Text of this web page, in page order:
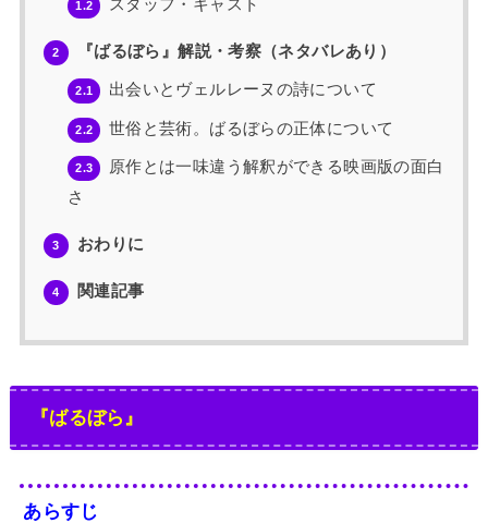
1.2 スタッフ・キャスト
2 『ばるぼら』解説・考察（ネタバレあり）
2.1 出会いとヴェルレーヌの詩について
2.2 世俗と芸術。ばるぼらの正体について
2.3
原作とは一味違う解釈ができる映画版の面白
さ
3 おわりに
4 関連記事
『ばるぼら』
あらすじ